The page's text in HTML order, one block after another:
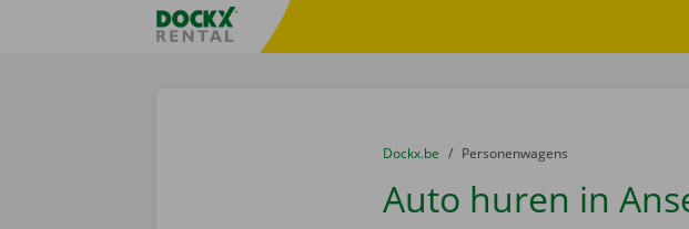
Taalselectie overslaanFratello DEMO
U bevindt zich hier:
van
Dockx.be naar
Personenwagens
Auto huren in